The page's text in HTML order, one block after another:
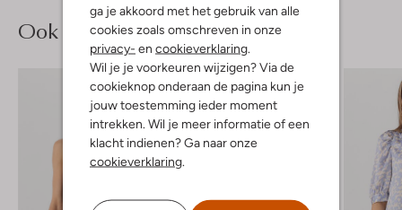
ga je akkoord met het gebruik van alle
cookies zoals omschreven in onze
privacy- en cookieverklaring.
Wil je je voorkeuren wijzigen? Via de
cookieknop onderaan de pagina kun je
jouw toestemming ieder moment
intrekken. Wil je meer informatie of een
klacht indienen? Ga naar onze
cookieverklaring.
Ook iets voor jou?